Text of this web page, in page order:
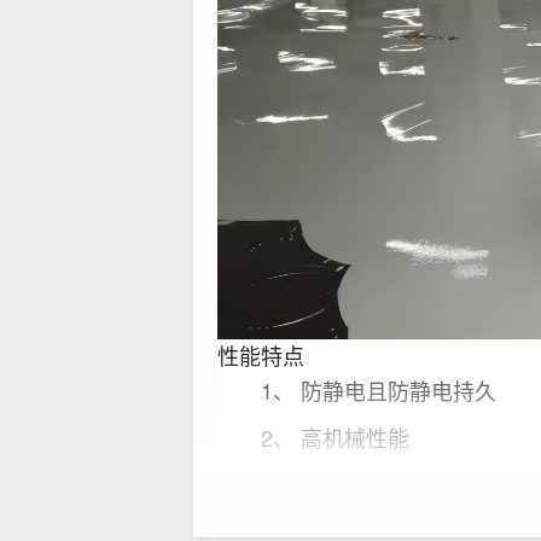
性能特点
1、 防静电且防静电持久
2、 高机械性能
4、 耐化学腐蚀